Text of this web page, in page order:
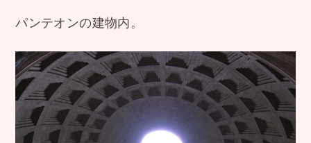
パンテオンの建物内。